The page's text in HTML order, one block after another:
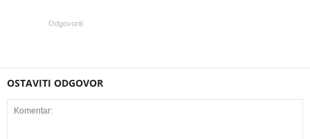
Odgovoriti
OSTAVITI ODGOVOR